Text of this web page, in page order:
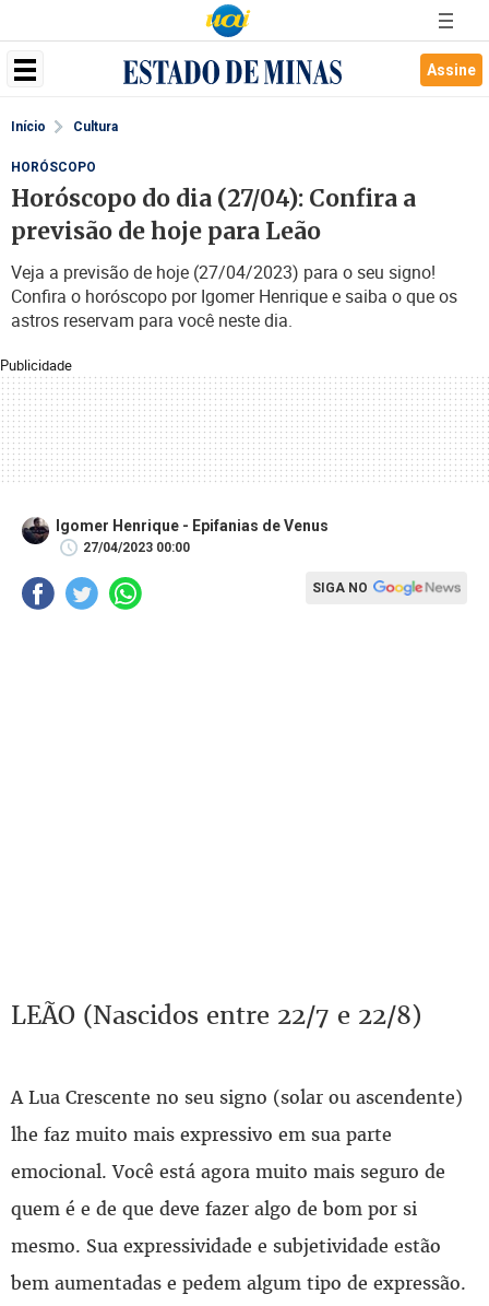
Assine
Início Cultura
Publicidade
HORÓSCOPO
Horóscopo do dia (27/04): Confira a
previsão de hoje para Leão
Veja a previsão de hoje (27/04/2023) para o seu signo!
Confira o horóscopo por Igomer Henrique e saiba o que os
astros reservam para você neste dia.
Igomer Henrique - Epifanias de Venus
27/04/2023 00:00
SIGA NO
LEÃO (Nascidos entre 22/7 e 22/8)
A Lua Crescente no seu signo (solar ou ascendente)
lhe faz muito mais expressivo em sua parte
emocional. Você está agora muito mais seguro de
quem é e de que deve fazer algo de bom por si
mesmo. Sua expressividade e subjetividade estão
bem aumentadas e pedem algum tipo de expressão.